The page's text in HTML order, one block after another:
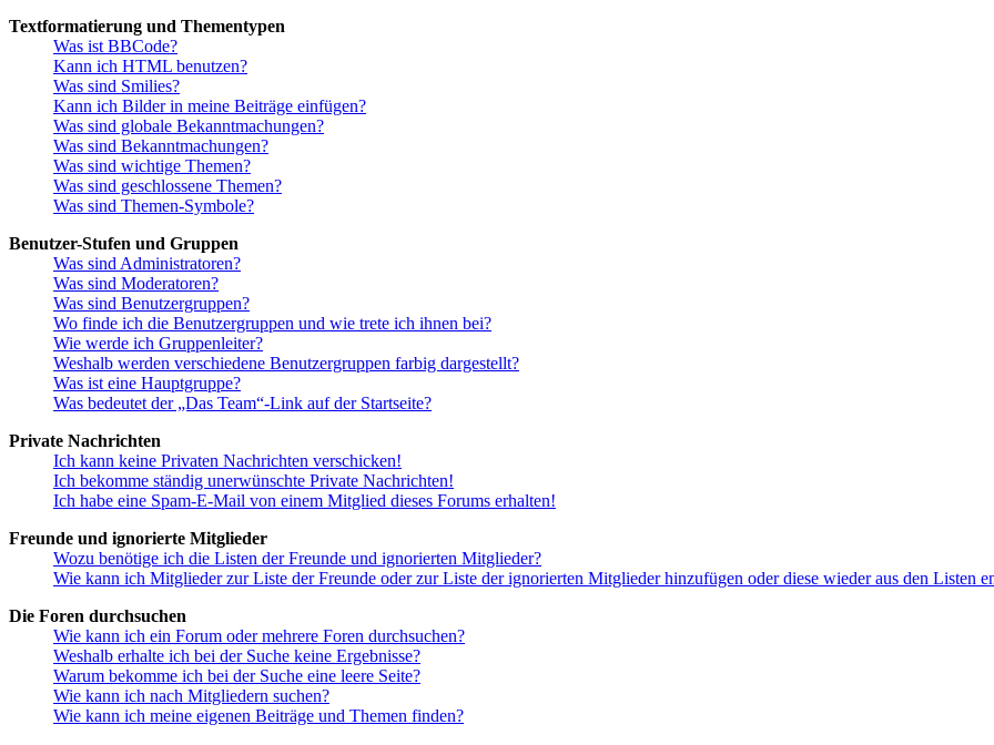
Textformatierung und Thementypen
Was ist BBCode?
Kann ich HTML benutzen?
Was sind Smilies?
Kann ich Bilder in meine Beiträge einfügen?
Was sind globale Bekanntmachungen?
Was sind Bekanntmachungen?
Was sind wichtige Themen?
Was sind geschlossene Themen?
Was sind Themen-Symbole?
Benutzer-Stufen und Gruppen
Was sind Administratoren?
Was sind Moderatoren?
Was sind Benutzergruppen?
Wo finde ich die Benutzergruppen und wie trete ich ihnen bei?
Wie werde ich Gruppenleiter?
Weshalb werden verschiedene Benutzergruppen farbig dargestellt?
Was ist eine Hauptgruppe?
Was bedeutet der „Das Team“-Link auf der Startseite?
Private Nachrichten
Ich kann keine Privaten Nachrichten verschicken!
Ich bekomme ständig unerwünschte Private Nachrichten!
Ich habe eine Spam-E-Mail von einem Mitglied dieses Forums erhalten!
Freunde und ignorierte Mitglieder
Wozu benötige ich die Listen der Freunde und ignorierten Mitglieder?
Wie kann ich Mitglieder zur Liste der Freunde oder zur Liste der ignorierten Mitglieder hinzufügen oder diese wieder aus den Listen
Die Foren durchsuchen
Wie kann ich ein Forum oder mehrere Foren durchsuchen?
Weshalb erhalte ich bei der Suche keine Ergebnisse?
Warum bekomme ich bei der Suche eine leere Seite?
Wie kann ich nach Mitgliedern suchen?
Wie kann ich meine eigenen Beiträge und Themen finden?